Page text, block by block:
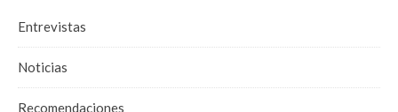
Entrevistas
Noticias
Recomendaciones